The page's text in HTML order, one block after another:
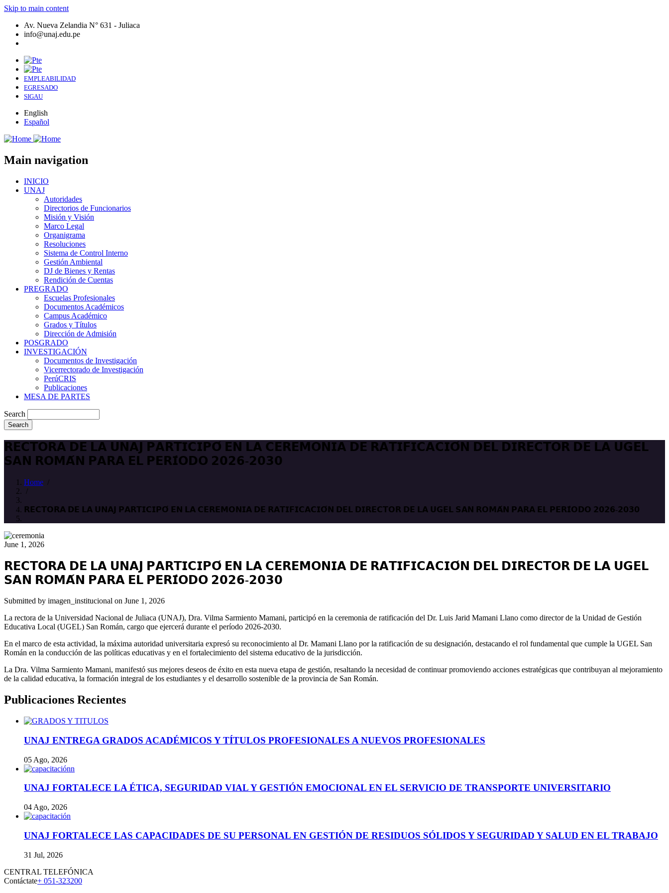
Skip to main content
Av. Nueva Zelandia N° 631 - Juliaca
info@unaj.edu.pe
EMPLEABILIDAD
EGRESADO
SIGAU
English
Español
Main navigation
INICIO
UNAJ
Autoridades
Directorios de Funcionarios
Misión y Visión
Marco Legal
Organigrama
Resoluciones
Sistema de Control Interno
Gestión Ambiental
DJ de Bienes y Rentas
Rendición de Cuentas
PREGRADO
Escuelas Profesionales
Documentos Académicos
Campus Académico
Grados y Títulos
Dirección de Admisión
POSGRADO
INVESTIGACIÓN
Documentos de Investigación
Vicerrectorado de Investigación
PerúCRIS
Publicaciones
MESA DE PARTES
Search
𝗥𝗘𝗖𝗧𝗢𝗥𝗔 𝗗𝗘 𝗟𝗔 𝗨𝗡𝗔𝗝 𝗣𝗔𝗥𝗧𝗜𝗖𝗜𝗣𝗢́ 𝗘𝗡 𝗟𝗔 𝗖𝗘𝗥𝗘𝗠𝗢𝗡𝗜𝗔 𝗗𝗘 𝗥𝗔𝗧𝗜𝗙𝗜𝗖𝗔𝗖𝗜𝗢́𝗡 𝗗𝗘𝗟 𝗗𝗜𝗥𝗘𝗖𝗧𝗢𝗥 𝗗𝗘 𝗟𝗔 𝗨𝗚𝗘𝗟
𝗦𝗔𝗡 𝗥𝗢𝗠𝗔́𝗡 𝗣𝗔𝗥𝗔 𝗘𝗟 𝗣𝗘𝗥𝗜́𝗢𝗗𝗢 𝟮𝟬𝟮𝟲-𝟮𝟬𝟯𝟬
Home /
/
𝗥𝗘𝗖𝗧𝗢𝗥𝗔 𝗗𝗘 𝗟𝗔 𝗨𝗡𝗔𝗝 𝗣𝗔𝗥𝗧𝗜𝗖𝗜𝗣𝗢́ 𝗘𝗡 𝗟𝗔 𝗖𝗘𝗥𝗘𝗠𝗢𝗡𝗜𝗔 𝗗𝗘 𝗥𝗔𝗧𝗜𝗙𝗜𝗖𝗔𝗖𝗜𝗢́𝗡 𝗗𝗘𝗟 𝗗𝗜𝗥𝗘𝗖𝗧𝗢𝗥 𝗗𝗘 𝗟𝗔 𝗨𝗚𝗘𝗟 𝗦𝗔𝗡 𝗥𝗢𝗠𝗔́𝗡 𝗣𝗔𝗥𝗔 𝗘𝗟 𝗣𝗘𝗥𝗜́𝗢𝗗𝗢 𝟮𝟬𝟮𝟲-𝟮𝟬𝟯𝟬
June 1, 2026
𝗥𝗘𝗖𝗧𝗢𝗥𝗔 𝗗𝗘 𝗟𝗔 𝗨𝗡𝗔𝗝 𝗣𝗔𝗥𝗧𝗜𝗖𝗜𝗣𝗢́ 𝗘𝗡 𝗟𝗔 𝗖𝗘𝗥𝗘𝗠𝗢𝗡𝗜𝗔 𝗗𝗘 𝗥𝗔𝗧𝗜𝗙𝗜𝗖𝗔𝗖𝗜𝗢́𝗡 𝗗𝗘𝗟 𝗗𝗜𝗥𝗘𝗖𝗧𝗢𝗥 𝗗𝗘 𝗟𝗔 𝗨𝗚𝗘𝗟
𝗦𝗔𝗡 𝗥𝗢𝗠𝗔́𝗡 𝗣𝗔𝗥𝗔 𝗘𝗟 𝗣𝗘𝗥𝗜́𝗢𝗗𝗢 𝟮𝟬𝟮𝟲-𝟮𝟬𝟯𝟬
Submitted by imagen_institucional on June 1, 2026
La rectora de la Universidad Nacional de Juliaca (UNAJ), Dra. Vilma Sarmiento Mamani, participó en la ceremonia de ratificación del Dr. Luis Jarid Mamani Llano como director de la Unidad de Gestión
Educativa Local (UGEL) San Román, cargo que ejercerá durante el período 2026-2030.
En el marco de esta actividad, la máxima autoridad universitaria expresó su reconocimiento al Dr. Mamani Llano por la ratificación de su designación, destacando el rol fundamental que cumple la UGEL San
Román en la conducción de las políticas educativas y en el fortalecimiento del sistema educativo de la jurisdicción.
La Dra. Vilma Sarmiento Mamani, manifestó sus mejores deseos de éxito en esta nueva etapa de gestión, resaltando la necesidad de continuar promoviendo acciones estratégicas que contribuyan al mejoramiento
de la calidad educativa, la formación integral de los estudiantes y el desarrollo sostenible de la provincia de San Román.
Publicaciones Recientes
UNAJ ENTREGA GRADOS ACADÉMICOS Y TÍTULOS PROFESIONALES A NUEVOS PROFESIONALES
05 Ago, 2026
UNAJ FORTALECE LA ÉTICA, SEGURIDAD VIAL Y GESTIÓN EMOCIONAL EN EL SERVICIO DE TRANSPORTE UNIVERSITARIO
04 Ago, 2026
UNAJ FORTALECE LAS CAPACIDADES DE SU PERSONAL EN GESTIÓN DE RESIDUOS SÓLIDOS Y SEGURIDAD Y SALUD EN EL TRABAJO
31 Jul, 2026
CENTRAL TELEFÓNICA
Contáctate+ 051-323200